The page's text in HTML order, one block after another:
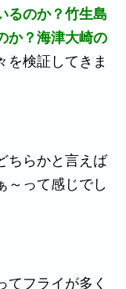
るのか？竹生島
か？海津大崎の
を検証してきま
ちらかと言えば
～って感じでし
てフライが多く